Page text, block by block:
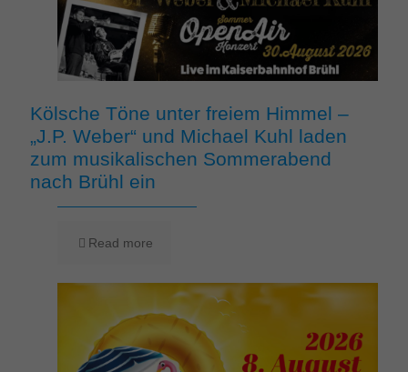
Kölsche Töne unter freiem Himmel –
„J.P. Weber“ und Michael Kuhl laden
zum musikalischen Sommerabend
nach Brühl ein
Read more